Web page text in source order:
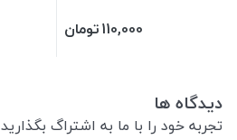
110,000تومان
دیدگاه ها
تجربه خود را با ما به اشتراگ بگذارید